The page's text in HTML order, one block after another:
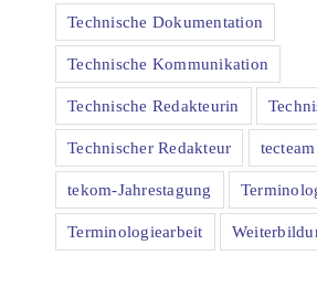
Technische Dokumentation
Technische Kommunikation
Technische Redakteurin
Technischer Redakteur tecteam
tekom-Jahrestagung
Terminologiearbeit